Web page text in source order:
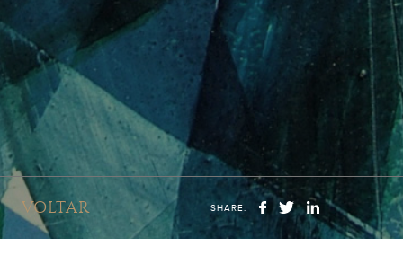
VOLTAR SHARE: